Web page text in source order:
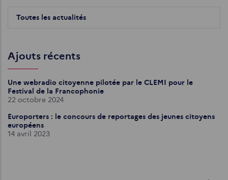
Toutes les actualités
Ajouts récents
Une webradio citoyenne pilotée par le CLEMI pour le
Festival de la Francophonie
22 octobre 2024
Europorters : le concours de reportages des jeunes citoyens
européens
14 avril 2023